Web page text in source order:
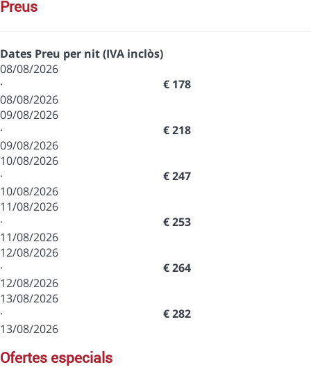
preus
Dates Preu per nit (IVA inclòs)
08/08/2026
·
08/08/2026
€ 178
09/08/2026
·
09/08/2026
€ 218
10/08/2026
·
10/08/2026
€ 247
11/08/2026
·
11/08/2026
€ 253
12/08/2026
·
12/08/2026
€ 264
13/08/2026
·
13/08/2026
€ 282
ofertes especials